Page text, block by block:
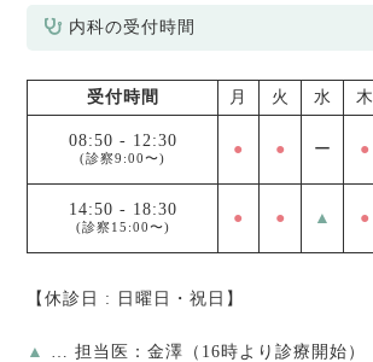
内科の受付時間
受付時間 月 火 水 木
08:50 - 12:30
(診察9:00〜) ● ● ー ●
14:50 - 18:30
(診察15:00〜) ● ● ▲ ●
【休診日 : 日曜日・祝日】
▲ … 担当医：金澤（16時より診療開始）